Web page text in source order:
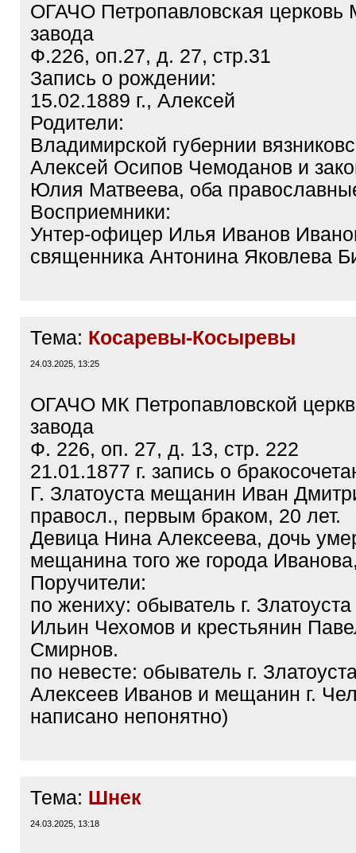
ОГАЧО Петропавловская церковь
завода
Ф.226, оп.27, д. 27, стр.31
Запись о рождении:
15.02.1889 г., Алексей
Родители:
Владимирской губернии
Алексей Осипов Чемоданов и
Юлия Матвеева, оба
Восприемники:
Унтер-офицер Илья Иванов
священника Антонина Яковлева
Тема: Косаревы-Косыревы
24.03.2025, 13:25
ОГАЧО МК Петропавловской
завода
Ф. 226, оп. 27, д. 13, стр. 222
21.01.1877 г. запись о
Г. Златоуста мещанин Иван
правосл., первым браком, 20 лет.
Девица Нина Алексеева, дочь
мещанина того же города
Поручители:
по жениху: обыватель г.
Ильин Чехомов и крестьянин
Смирнов.
по невесте: обыватель г.
Алексеев Иванов и мещанин г.
написано непонятно)
Тема: Шнек
24.03.2025, 13:18